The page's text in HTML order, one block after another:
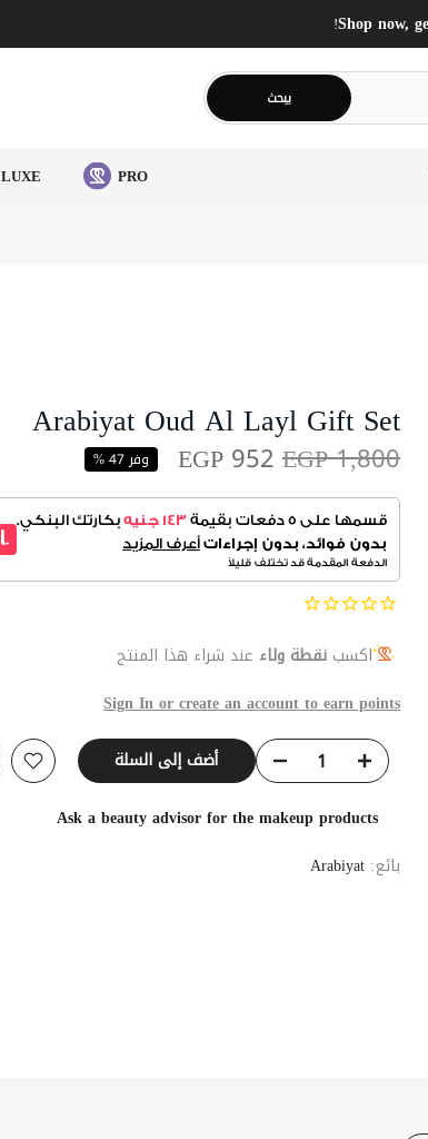
يبحث
PRO
LUXE
Arabiyat Oud Al Layl Gift Set
EGP 1,800
EGP 952 وفر 47 %
اكسب نقطة ولاء عند شراء هذا المنتج
Sign In or create an account to earn points
أضف إلى السلة
Ask a beauty advisor for the makeup products
بائع:Arabiyat